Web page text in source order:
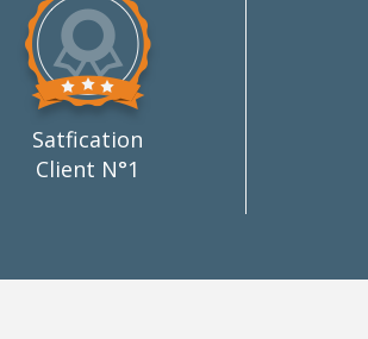
Satfication
Client N°1